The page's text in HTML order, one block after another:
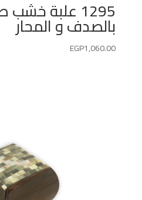
1295 علبة
بالصدف و المحار
EGP1,060.00